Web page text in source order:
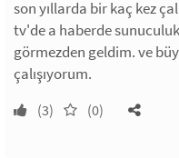
son yıllarda bir kaç kez
tv'de a haberde
görmezden geldim. ve
çalışıyorum.
(3) (0)